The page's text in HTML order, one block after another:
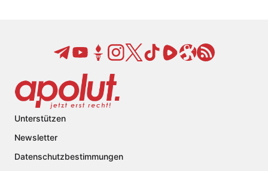
Unterstützen
Newsletter
Datenschutzbestimmungen